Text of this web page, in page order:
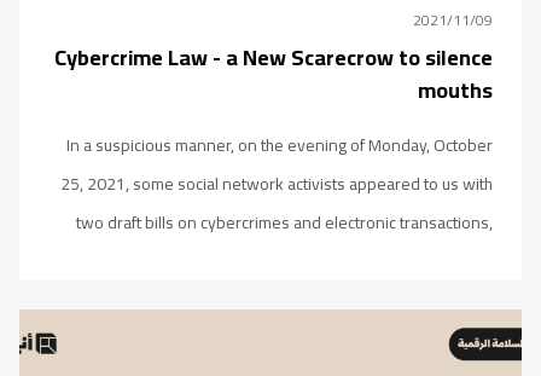
2021/11/09
Cybercrime Law - a New Scarecrow to silence
mouths
In a suspicious manner, on the evening of Monday, October
25, 2021, some social network activists appeared to us with
two draft bills on cybercrimes and electronic transactions,